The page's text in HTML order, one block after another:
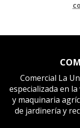
Comercial La
especializada en
y maquinaria
de jardinería y